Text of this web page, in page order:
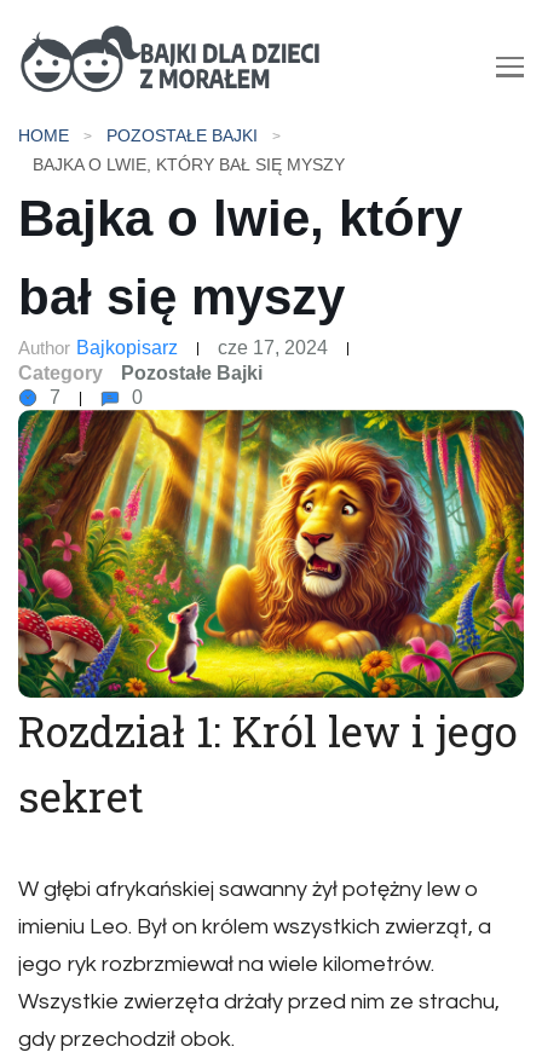
Bajki dla dzieci z morałem |
Bajki do czytania na dobranoc
HOME
POZOSTAŁE BAJKI
BAJKA O LWIE, KTÓRY BAŁ SIĘ MYSZY
Bajka o lwie, który
bał się myszy
Author Bajkopisarz
cze 17, 2024
Category
Pozostałe Bajki
7
0
Rozdział 1: Król lew i jego
sekret
W głębi afrykańskiej sawanny żył potężny lew o
imieniu Leo. Był on królem wszystkich zwierząt, a
jego ryk rozbrzmiewał na wiele kilometrów.
Wszystkie zwierzęta drżały przed nim ze strachu,
gdy przechodził obok.